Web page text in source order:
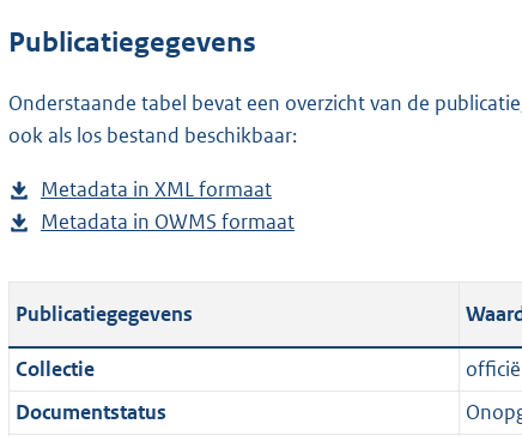
w
l
o
d
p
l
i
c
a
s
a
n
s
g
o
t
t
e
Publicatiegegevens
Onderstaande tabel bevat een overzicht van de
ook als los bestand beschikbaar:
Metadata in XML formaat
e
t
n
Metadata in OWMS formaat
s
a
Publicatiegegevens
Collectie
Documentstatus